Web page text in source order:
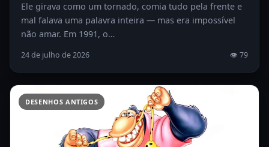
Ele girava como um tornado, comia tudo pela frente e
mal falava uma palavra inteira — mas era impossível
não amar. Em 1991, o…
24 de julho de 2026 👁 79
DESENHOS ANTIGOS